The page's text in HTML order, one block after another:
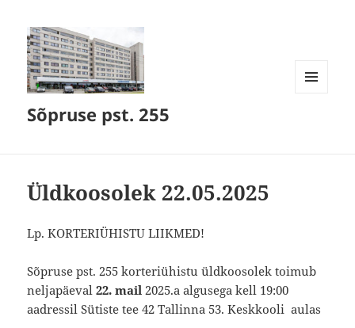
Sõpruse pst. 255
Üldkoosolek 22.05.2025
Lp. KORTERIÜHISTU LIIKMED!
Sõpruse pst. 255 korteriühistu üldkoosolek toimub
neljapäeval22. mail 2025.a algusega kell 19:00
aadressil Sütiste tee 42 Tallinna 53. Keskkooli aulas